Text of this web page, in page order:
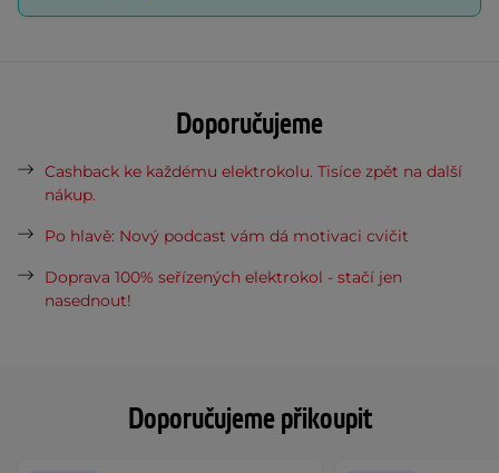
Doporučujeme přikoupit
Doporučujeme
Cashback ke každému elektrokolu. Tisíce zpět na další
nákup.
Po hlavě: Nový podcast vám dá motivaci cvičit
Doprava 100% seřízených elektrokol - stačí jen
nasednout!